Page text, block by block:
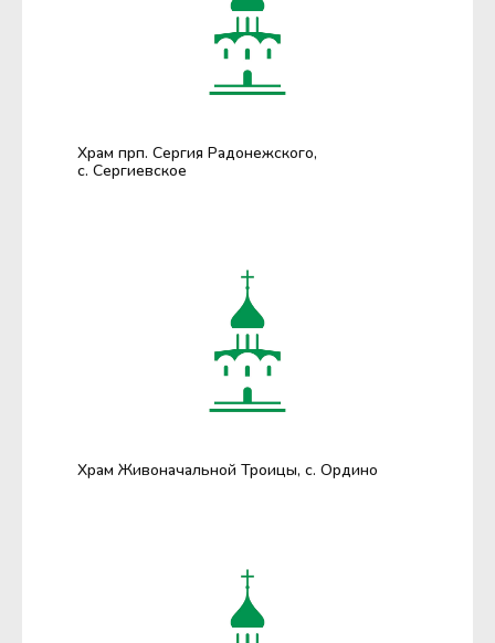
Храм прп. Сергия Радонежского,
с. Сергиевское
Храм Живоначальной Троицы, с. Ордино